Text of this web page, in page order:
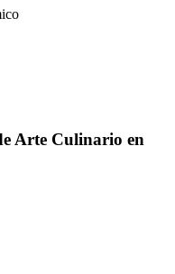
Arte Culinario en